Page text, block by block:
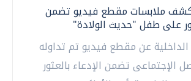
ملابسات مقطع فيديو تضمن
على طفل "حديث الولادة"
عن مقطع فيديو تم تداوله
الإجتماعى تضمن الإدعاء بالعثور